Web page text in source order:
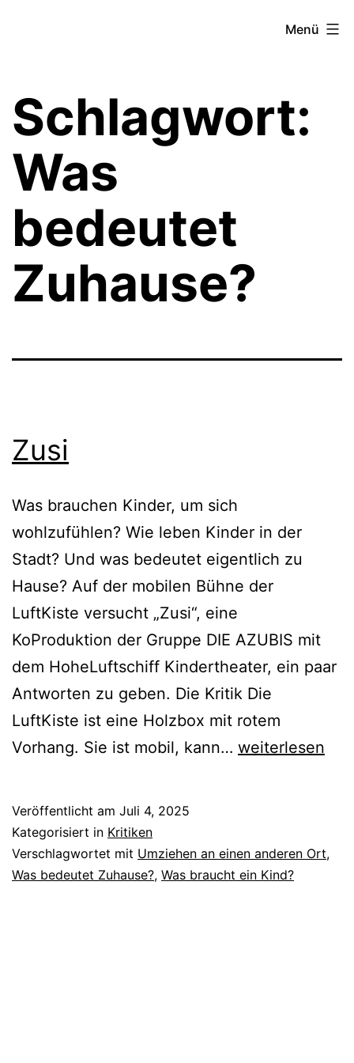
Menü
Schlagwort:
Was
bedeutet
Zuhause?
Zusi
Was brauchen Kinder, um sich
wohlzufühlen? Wie leben Kinder in der
Stadt? Und was bedeutet eigentlich zu
Hause? Auf der mobilen Bühne der
LuftKiste versucht „Zusi“, eine
KoProduktion der Gruppe DIE AZUBIS mit
dem HoheLuftschiff Kindertheater, ein paar
Antworten zu geben. Die Kritik Die
LuftKiste ist eine Holzbox mit rotem
Vorhang. Sie ist mobil, kann… Zusi
weiterlesen
Veröffentlicht am Juli 4, 2025
Kategorisiert in Kritiken
Verschlagwortet mit Umziehen an einen anderen Ort,
Was bedeutet Zuhause?, Was braucht ein Kind?